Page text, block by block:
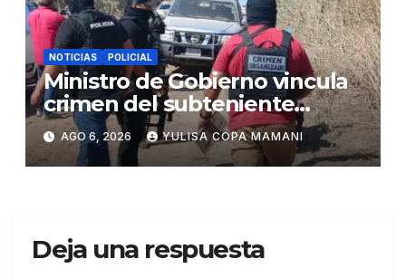
NOTICIAS POLICIAL
Ministro de Gobierno vincula
crimen del subteniente
Salazar con la red de
Sebastián Marset
AGO 6, 2026 YULISA COPA MAMANI
Deja una respuesta